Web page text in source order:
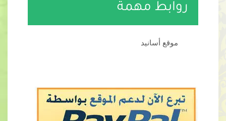
روابط مهمة
موقع أسانيد